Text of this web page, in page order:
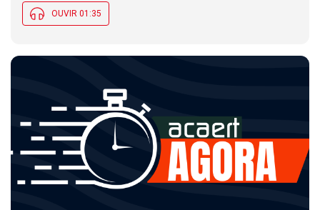
OUVIR 01:35